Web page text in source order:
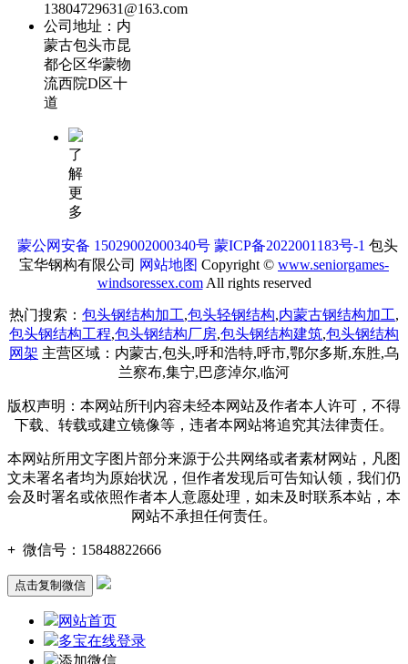
13804729631@163.com
公司地址：内
蒙古包头市昆
都仑区华蒙物
流西院D区十
道
了
解
更
多
蒙公网安备 15029002000340号 蒙ICP备2022001183号-1 包头
宝华钢构有限公司 网站地图 Copyright © www.seniorgames-
windsoressex.comAll rights reserved
热门搜索： 包头钢结构加工,包头轻钢结构,内蒙古钢结构加工,
包头钢结构工程,包头钢结构厂房,包头钢结构建筑,包头钢结构
网架 主营区域：内蒙古,包头,呼和浩特,呼市,鄂尔多斯,东胜,乌
兰察布,集宁,巴彦淖尔,临河
版权声明：本网站所刊内容未经本网站及作者本人许可，不得
下载、转载或建立镜像等，违者本网站将追究其法律责任。
本网站所用文字图片部分来源于公共网络或者素材网站，凡图
文未署名者均为原始状况，但作者发现后可告知认领，我们仍
会及时署名或依照作者本人意愿处理，如未及时联系本站，本
网站不承担任何责任。
+ 微信号： 15848822666
点击复制微信
网站首页
多宝在线登录